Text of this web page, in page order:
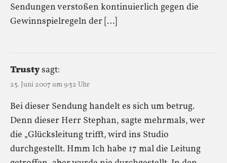
Sendungen verstoßen kontinuierlich gegen die
Gewinnspielregeln der […]
Trustysagt:
25. Juni 2007 um 9:52 Uhr
Bei dieser Sendung handelt es sich um betrug.
Denn dieser Herr Stephan, sagte mehrmals, wer
die „Glücksleitung trifft, wird ins Studio
durchgestellt. Hmm Ich habe 17 mal die Leitung